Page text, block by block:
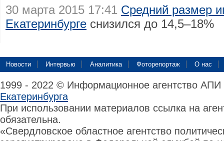
30 марта 2015 17:41 Средний размер
Екатеринбурге снизился до 14,5–18%
Новости Интервью Аналитика Фоторепортаж О нас
1999 - 2022 © Информационное агентство
Екатеринбурга
При использовании материалов ссылка на
обязательна.
«Свердловское областное агентство